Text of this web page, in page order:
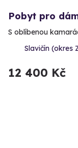
Pobyt pro
S oblíbenou
Slavičín (okres
12 400 Kč